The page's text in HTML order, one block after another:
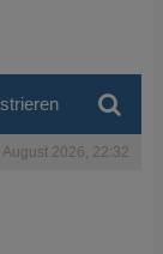
August 2026, 22:32